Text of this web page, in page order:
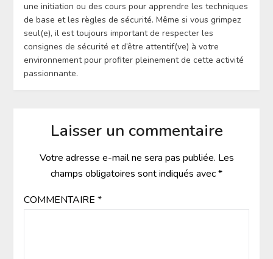
une initiation ou des cours pour apprendre les techniques
de base et les règles de sécurité. Même si vous grimpez
seul(e), il est toujours important de respecter les
consignes de sécurité et d’être attentif(ve) à votre
environnement pour profiter pleinement de cette activité
passionnante.
Laisser un commentaire
Votre adresse e-mail ne sera pas publiée. Les
champs obligatoires sont indiqués avec*
COMMENTAIRE *